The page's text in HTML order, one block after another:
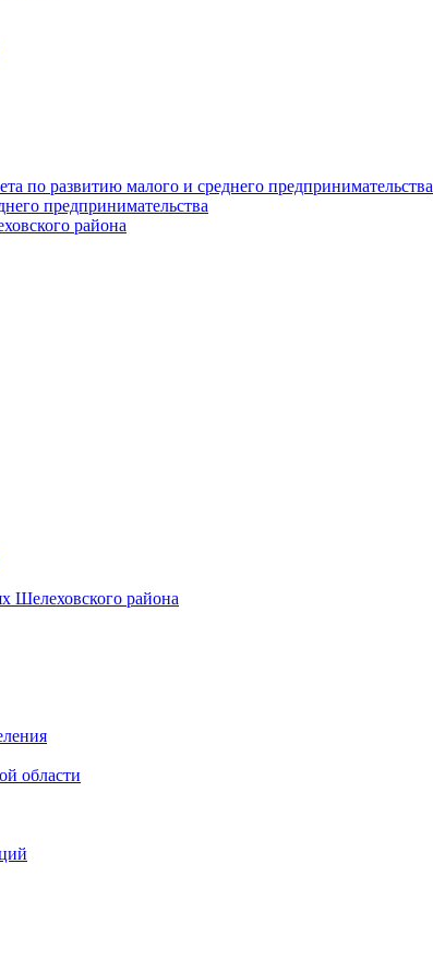
по развитию малого и среднего предпринимательства
предпринимательства
района
Шелеховского района
области